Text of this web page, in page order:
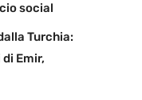
social
Turchia:
Emir,